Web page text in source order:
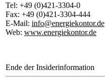
Tel: +49 (0)421-3304-0
Fax: +49 (0)421-3304-444
E-Mail: info@energiekontor.de
Web: www.energiekontor.de
Ende der Insiderinformation